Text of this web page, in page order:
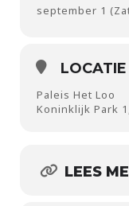
september 1
LOCATIE
Paleis Het Loo
Koninklijk Park
LEES